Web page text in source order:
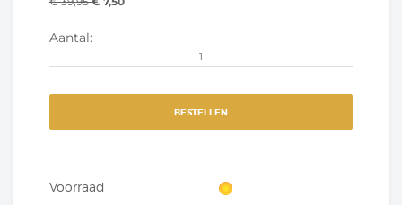
Aantal:
BESTELLEN
Voorraad